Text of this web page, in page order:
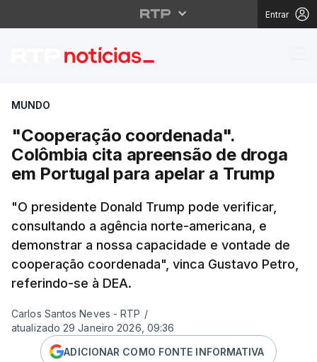
Entrar
"Cooperação
MUNDO
"Cooperação coordenada".
Colômbia cita apreensão de droga
em Portugal para apelar a Trump
"O presidente Donald Trump pode verificar,
consultando a agência norte-americana, e
demonstrar a nossa capacidade e vontade de
cooperação coordenada", vinca Gustavo Petro,
referindo-se à DEA.
Carlos Santos Neves - RTP /
atualizado 29 Janeiro 2026, 09:36
ADICIONAR COMO FONTE INFORMATIVA